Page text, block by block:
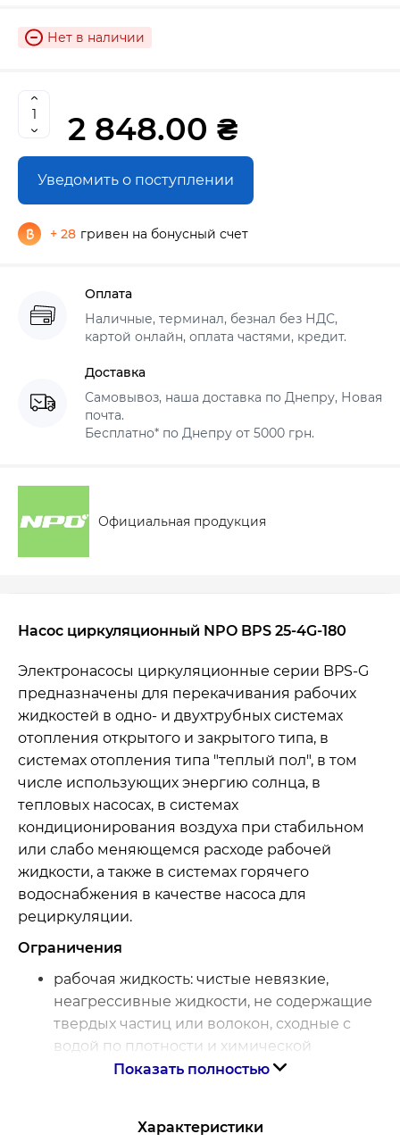
Нет в наличии
2 848.00 ₴
Уведомить о поступлении
+ 28 гривен на бонусный счет
Оплата
Наличные, терминал, безнал без НДС,
картой онлайн, оплата частями, кредит.
Доставка
Самовывоз, наша доставка по Днепру, Новая
почта.
Бесплатно* по Днепру от 5000 грн.
Официальная продукция
Насос циркуляционный NPO BPS 25-4G-180
Электронасосы циркуляционные серии BPS-G
предназначены для перекачивания рабочих
жидкостей в одно- и двухтрубных системах
отопления открытого и закрытого типа, в
системах отопления типа "теплый пол", в том
числе использующих энергию солнца, в
тепловых насосах, в системах
кондиционирования воздуха при стабильном
или слабо меняющемся расходе рабочей
жидкости, а также в системах горячего
водоснабжения в качестве насоса для
рециркуляции.
Ограничения
рабочая жидкость: чистые невязкие,
неагрессивные жидкости, не содержащие
твердых частиц или волокон, сходные с
водой по плотности и химической
активности
содержание соединений железа, не более
Показать полностью
Характеристики